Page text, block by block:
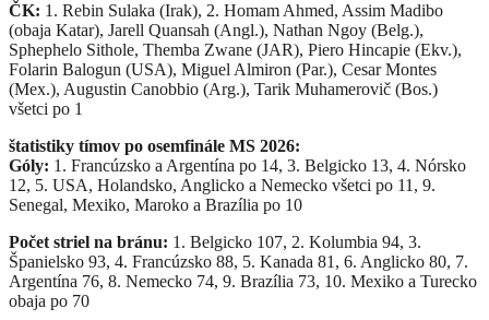
ČK: 1. Rebin Sulaka (Irak), 2. Homam Ahmed, Assim Madibo
(obaja Katar), Jarell Quansah (Angl.), Nathan Ngoy (Belg.),
Sphephelo Sithole, Themba Zwane (JAR), Piero Hincapie (Ekv.),
Folarin Balogun (USA), Miguel Almiron (Par.), Cesar Montes
(Mex.), Augustin Canobbio (Arg.), Tarik Muhamerovič (Bos.)
všetci po 1
štatistiky tímov po osemfinále MS 2026:
Góly: 1. Francúzsko a Argentína po 14, 3. Belgicko 13, 4. Nórsko
12, 5. USA, Holandsko, Anglicko a Nemecko všetci po 11, 9.
Senegal, Mexiko, Maroko a Brazília po 10
Počet striel na bránu: 1. Belgicko 107, 2. Kolumbia 94, 3.
Španielsko 93, 4. Francúzsko 88, 5. Kanada 81, 6. Anglicko 80, 7.
Argentína 76, 8. Nemecko 74, 9. Brazília 73, 10. Mexiko a Turecko
obaja po 70